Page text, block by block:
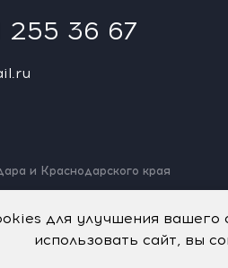
255 36 67
и Краснодарского края
и нажмите Ctrl+Enter.
для улучшения
использовать сайт, вы